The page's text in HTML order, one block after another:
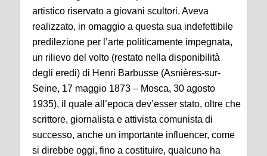
artistico riservato a giovani scultori. Aveva
realizzato, in omaggio a questa sua indefettibile
predilezione per l’arte politicamente impegnata,
un rilievo del volto (restato nella disponibilità
degli eredi) di Henri Barbusse (Asnières-sur-
Seine, 17 maggio 1873 – Mosca, 30 agosto
1935), il quale all’epoca dev’esser stato, oltre che
scrittore, giornalista e attivista comunista di
successo, anche un importante influencer, come
si direbbe oggi, fino a costituire, qualcuno ha